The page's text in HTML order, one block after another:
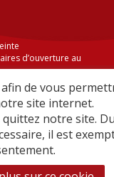
d’ouverture au
de vous
site internet.
quittez notre site.
il est